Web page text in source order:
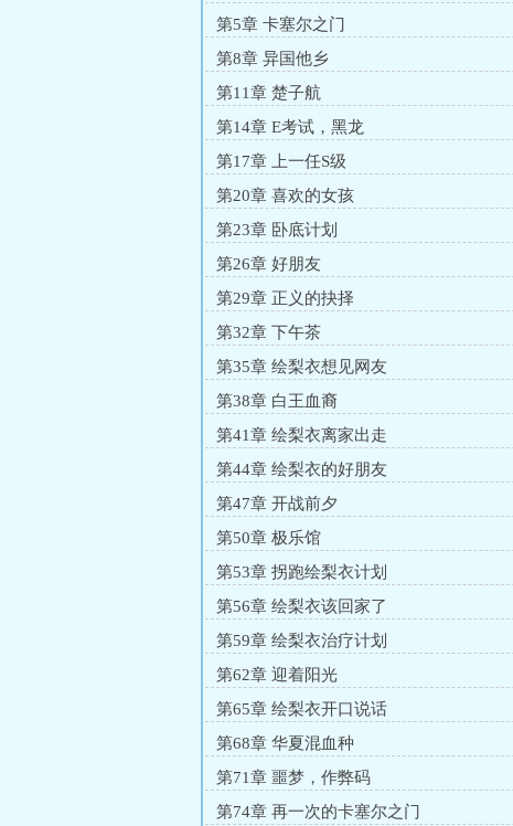
第5章 卡塞尔之门
第8章 异国他乡
第11章 楚子航
第14章 E考试，黑龙
第17章 上一任S级
第20章 喜欢的女孩
第23章 卧底计划
第26章 好朋友
第29章 正义的抉择
第32章 下午茶
第35章 绘梨衣想见网友
第38章 白王血裔
第41章 绘梨衣离家出走
第44章 绘梨衣的好朋友
第47章 开战前夕
第50章 极乐馆
第53章 拐跑绘梨衣计划
第56章 绘梨衣该回家了
第59章 绘梨衣治疗计划
第62章 迎着阳光
第65章 绘梨衣开口说话
第68章 华夏混血种
第71章 噩梦，作弊码
第74章 再一次的卡塞尔之门